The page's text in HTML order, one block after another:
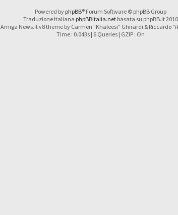
Powered by phpBB® Forum Software © phpBB Group
Traduzione Italiana phpBBItalia.netbasata su phpBB.it 2010
Amiga News.it v8 theme by Carmen "Khaleesi" Ghirardi & Riccardo
Time : 0.043s | 6 Queries | GZIP : On